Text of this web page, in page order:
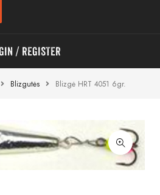
REGISTER
Blizgutės Blizgė HRT 4051 6gr.